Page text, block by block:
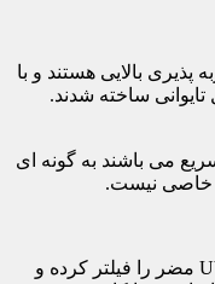
بالایی هستند و با
می باشند به گونه ای
خاصی نیست.
محاظ صفحه نمایش ولتن اشعه ماورای UV مضر را فیلتر کرده و